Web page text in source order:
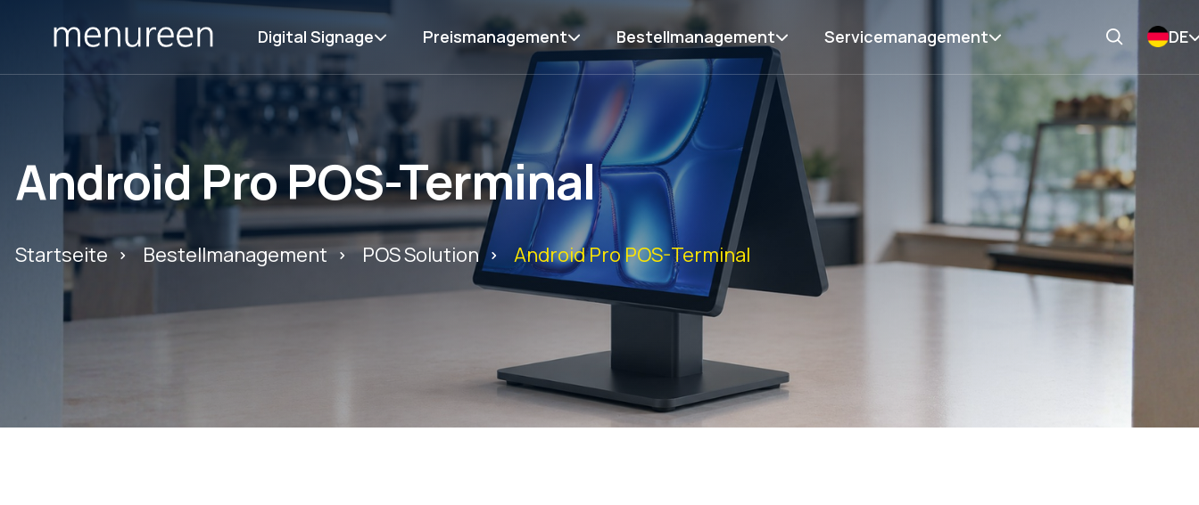
Digital Signage Preismanagement Bestellmanagement Servicemanagement DE
Android Pro POS-Terminal
Startseite Bestellmanagement POS Solution Android Pro POS-Terminal